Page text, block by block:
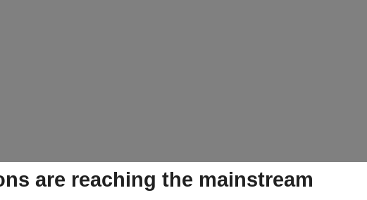
are reaching the mainstream